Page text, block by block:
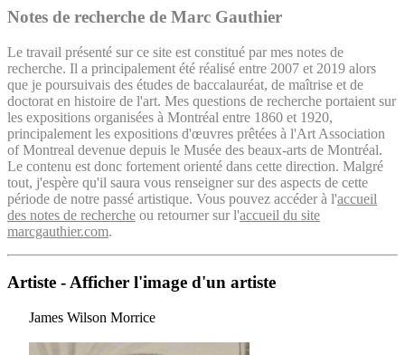
Notes de recherche de Marc Gauthier
Le travail présenté sur ce site est constitué par mes notes de
recherche. Il a principalement été réalisé entre 2007 et 2019 alors
que je poursuivais des études de baccalauréat, de maîtrise et de
doctorat en histoire de l'art. Mes questions de recherche portaient sur
les expositions organisées à Montréal entre 1860 et 1920,
principalement les expositions d'œuvres prêtées à l'Art Association
of Montreal devenue depuis le Musée des beaux-arts de Montréal.
Le contenu est donc fortement orienté dans cette direction. Malgré
tout, j'espère qu'il saura vous renseigner sur des aspects de cette
période de notre passé artistique. Vous pouvez accéder à l'accueil
des notes de recherche ou retourner sur l'accueil du site
marcgauthier.com.
Artiste - Afficher l'image d'un artiste
James Wilson Morrice